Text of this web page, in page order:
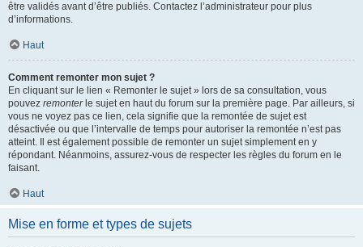
être validés avant d’être publiés. Contactez l’administrateur pour plus
d’informations.
Haut
Comment remonter mon sujet ?
En cliquant sur le lien « Remonter le sujet » lors de sa consultation, vous
pouvez remonterle sujet en haut du forum sur la première page. Par ailleurs, si
vous ne voyez pas ce lien, cela signifie que la remontée de sujet est
désactivée ou que l’intervalle de temps pour autoriser la remontée n’est pas
atteint. Il est également possible de remonter un sujet simplement en y
répondant. Néanmoins, assurez-vous de respecter les règles du forum en le
faisant.
Haut
Mise en forme et types de sujets